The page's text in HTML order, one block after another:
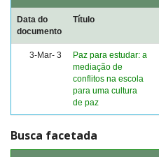
Data do
documento
Título
3-Mar- 3
Paz para estudar: a
mediação de
conflitos na escola
para uma cultura
de paz
Busca facetada